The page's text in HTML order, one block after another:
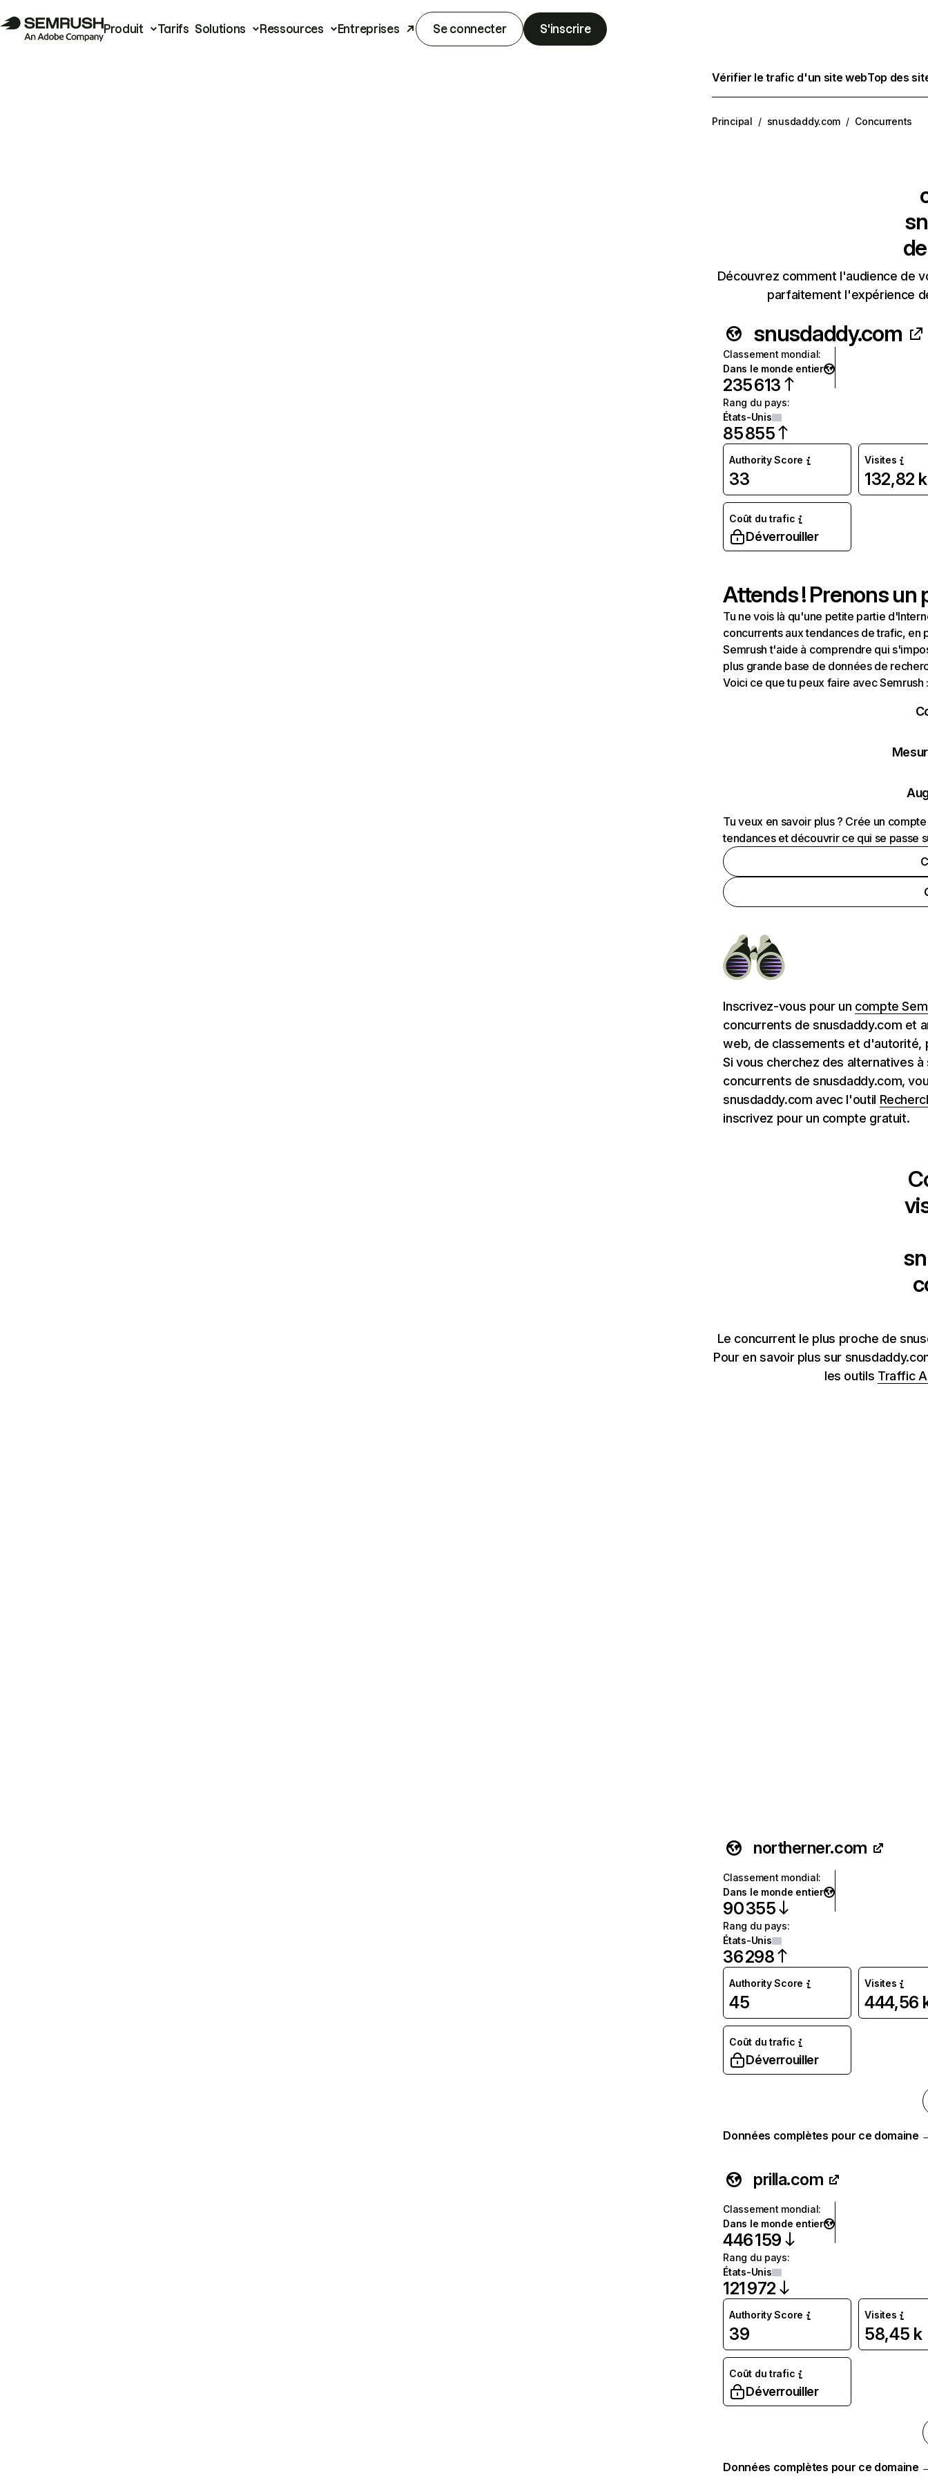
Produit Tarifs Solutions Ressources Entreprises Se connecter S'inscrire
Vérifier le trafic d'un site webTop des
Principal / snusdaddy.com / Concurrents
Découvrez comment l'audience de
parfaitement l'expérience
snusdaddy.com
Classement mondial:
Dans le monde entier
235 613
Rang du pays:
États-Unis
85 855
Authority Score
33
Visites
132,82 k
Coût du trafic
Déverrouiller
Attends ! Prenons un
Tu ne vois là qu'une petite partie
concurrents aux tendances de trafic, en
Semrush t'aide à comprendre qui
plus grande base de données de
Voici ce que tu peux faire avec Semrush
Tu veux en savoir plus ? Crée un
tendances et découvrir ce qui se passe
Inscrivez-vous pour un compte
concurrents de snusdaddy.com et
web, de classements et d'autorité,
Si vous cherchez des alternatives
concurrents de snusdaddy.com,
snusdaddy.com avec l'outil
inscrivez pour un compte gratuit.
Le concurrent le plus proche de
Pour en savoir plus sur
les outils Traffic
northerner.com
Classement mondial:
Dans le monde entier
90 355
Rang du pays:
États-Unis
36 298
Authority Score
45
Visites
444,56
Coût du trafic
Déverrouiller
Données complètes pour ce domaine
prilla.com
Classement mondial:
Dans le monde entier
446 159
Rang du pays:
États-Unis
121 972
Authority Score
39
Visites
58,45 k
Coût du trafic
Déverrouiller
Données complètes pour ce domaine